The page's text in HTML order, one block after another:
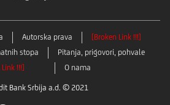
Autorska prava
[Broken Link !!!]
stopa
Pitanja, prigovori, pohvale
!!!]
O nama
Bank Srbija a.d. © 2021